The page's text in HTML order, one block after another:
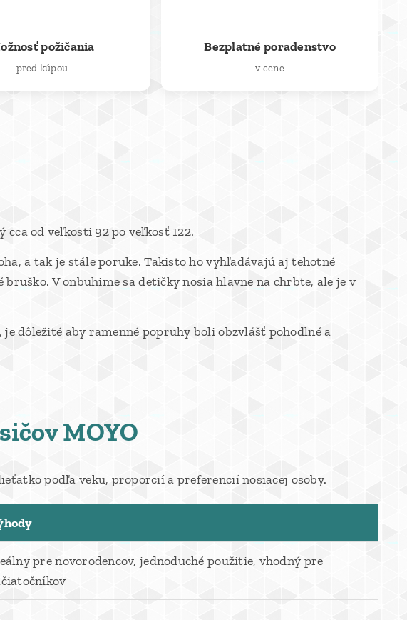
požičania
pred kúpou
Bezplatné poradenstvo
v cene
od veľkosti 92 po veľkosť 122.
a tak je stále poruke. Takisto ho vyhľadávajú aj tehotné
V onbuhime sa detičky nosia hlavne na chrbte, ale je v
dôležité aby ramenné popruhy boli obzvlášť pohodlné a
MOYO
podľa veku, proporcií a preferencií nosiacej osoby.
pre novorodencov, jednoduché použitie, vhodný pre